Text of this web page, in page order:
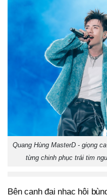
Quang Hùng MasterD - giọng
từng chinh phục trái tim
Bên cạnh đại nhạc hội